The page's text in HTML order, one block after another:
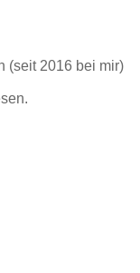
(seit 2016 bei mir)